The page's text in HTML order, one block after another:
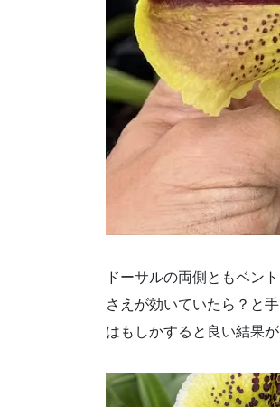
ドーサルの両側ともベン
さえが効いていたら？と
はもしかすると良い結果